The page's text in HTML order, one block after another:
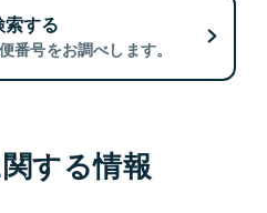
する
番号をお調べします。
する情報